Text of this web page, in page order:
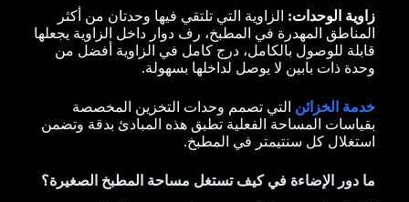
زاوية الوحدات: الزاوية التي تلتقي فيها وحدتان من أكثر
المناطق المهدرة في المطبخ، رف دوار داخل الزاوية يجعلها
قابلة للوصول بالكامل، درج كامل في الزاوية أفضل من
وحدة ذات بابين لا يوصل لداخلها بسهولة.
خدمة الخزائن التي تصمم وحدات التخزين المخصصة
بقياسات المساحة الفعلية تطبق هذه المبادئ بدقة وتضمن
استغلال كل سنتيمتر في المطبخ.
ما دور الإضاءة في كيف تستغل مساحة المطبخ الصغيرة؟